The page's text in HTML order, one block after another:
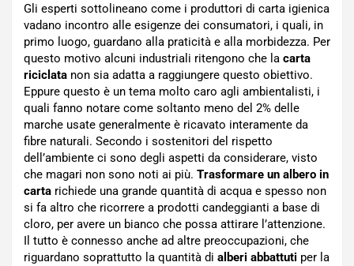
Gli esperti sottolineano come i produttori di carta igienica
vadano incontro alle esigenze dei consumatori, i quali, in
primo luogo, guardano alla praticità e alla morbidezza. Per
questo motivo alcuni industriali ritengono che la carta
riciclata non sia adatta a raggiungere questo obiettivo.
Eppure questo è un tema molto caro agli ambientalisti, i
quali fanno notare come soltanto meno del 2% delle
marche usate generalmente è ricavato interamente da
fibre naturali. Secondo i sostenitori del rispetto
dell’ambiente ci sono degli aspetti da considerare, visto
che magari non sono noti ai più. Trasformare un albero in
carta richiede una grande quantità di acqua e spesso non
si fa altro che ricorrere a prodotti candeggianti a base di
cloro, per avere un bianco che possa attirare l’attenzione.
Il tutto è connesso anche ad altre preoccupazioni, che
riguardano soprattutto la quantità di alberi abbattuti per la